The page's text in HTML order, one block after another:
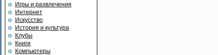
Игры и развлечения
Интернет
Искусство
История и культура
Клубы
Книги
Компьютеры